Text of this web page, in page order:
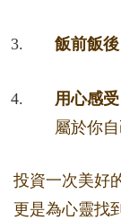
飯前飯後
用心感受
屬於你自
投資一次美好
更是為心靈找